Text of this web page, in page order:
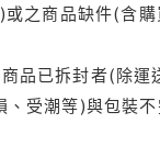
之商品缺件(含
品已拆封者(除運
受潮等)與包裝